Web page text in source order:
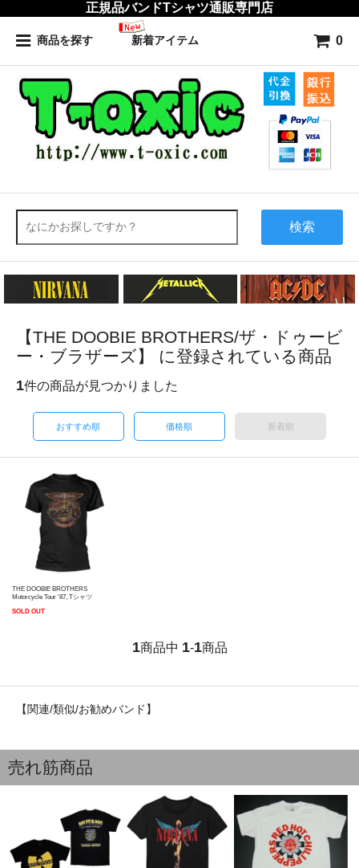
正規品バンドTシャツ通販専門店
商品を探す 新着アイテム 0
検索
【THE DOOBIE BROTHERS/ザ・ドゥービ
ー・ブラザーズ】 に登録されている商品
1件の商品が見つかりました
おすすめ順 価格順 新着順
THE DOOBIE BROTHERS
Motorcycle Tour '87, Tシャツ
SOLD OUT
1商品中 1-1商品
【関連/類似/お勧めバンド】
売れ筋商品